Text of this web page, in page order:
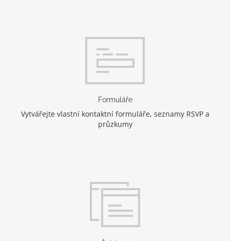
Formuláře
Vytvářejte vlastní kontaktní formuláře, seznamy RSVP a
průzkumy